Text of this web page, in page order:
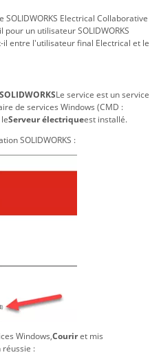
Electrical Collaborative
un utilisateur SOLIDWORKS
entre l'utilisateur final Electrical et le
Le service est un service
de services Windows (CMD :
Serveur électriqueest installé.
SOLIDWORKS :
Windows,Couriret mis
: